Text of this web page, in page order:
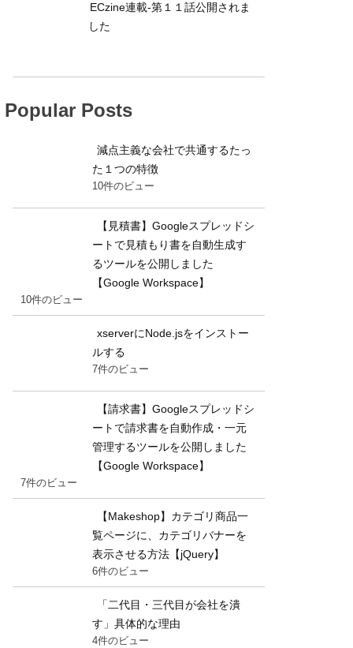
ECzine連載-第１１話公開されま
した
Popular Posts
減点主義な会社で共通するたっ
た１つの特徴
10件のビュー
【見積書】Googleスプレッドシ
ートで見積もり書を自動生成す
るツールを公開しました
【Google Workspace】
10件のビュー
xserverにNode.jsをインストー
ルする
7件のビュー
【請求書】Googleスプレッドシ
ートで請求書を自動作成・一元
管理するツールを公開しました
【Google Workspace】
7件のビュー
【Makeshop】カテゴリ商品一
覧ページに、カテゴリバナーを
表示させる方法【jQuery】
6件のビュー
「二代目・三代目が会社を潰
す」具体的な理由
4件のビュー